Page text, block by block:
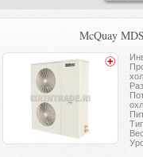
McQuay